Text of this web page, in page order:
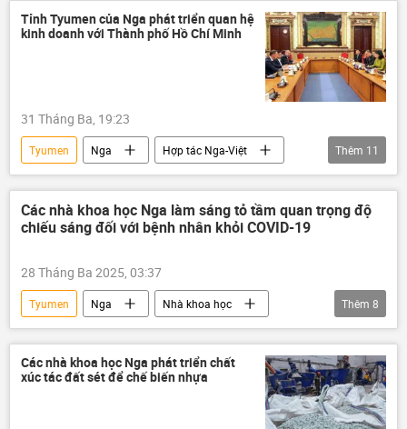
Tỉnh Tyumen của Nga phát triển quan hệ
kinh doanh với Thành phố Hồ Chí Minh
31 Tháng Ba, 19:23
Tyumen Nga
Hợp tác Nga-Việt
Việt Nam
Hồ Chí Minh
Thế giới
quan hệ
Kinh doanh
công nghệ
Công nghiệp
hợp tác
Thêm 11
Các nhà khoa học Nga làm sáng tỏ tầm quan trọng độ
chiếu sáng đối với bệnh nhân khỏi COVID-19
28 Tháng Ba 2025, 03:37
Tyumen Nga
Nhà khoa học
Khoa học
y tế
Quan điểm-Ý kiến
Thế giới
thông tin
bệnh nhân
Đại dịch COVID-19
Xã hội
Thêm 8
Các nhà khoa học Nga phát triển chất
xúc tác đất sét để chế biến nhựa